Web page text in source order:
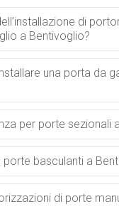
di
a Bentivoglio?
una porta da
per porte sezionali
porte basculanti a
di porte